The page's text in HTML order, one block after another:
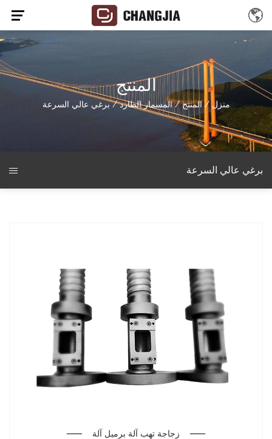
المنتج
منزل /المنتج/المسمار الطارد/برغي عالي السرعة
برغي عالي السرعة
زجاجة تهب آلة برميل آلة